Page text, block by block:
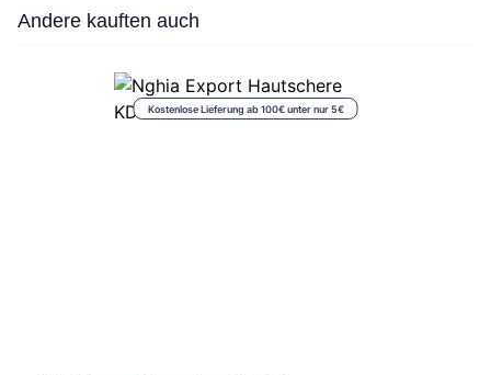
Press to skip carousel
Andere kauften auch
Kostenlose Lieferung ab 100€ unter nur 5€